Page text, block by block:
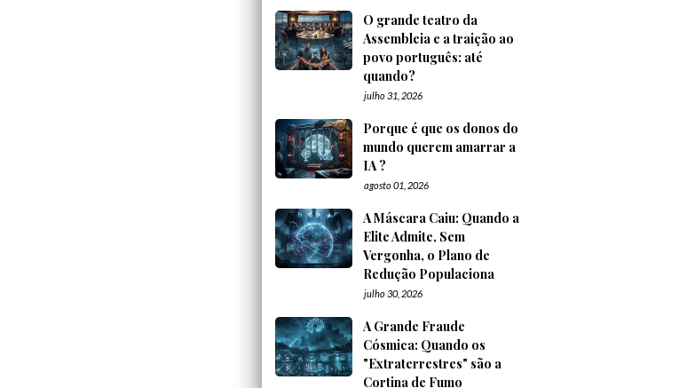
O grande teatro da
Assembleia e a traição ao
povo português: até
quando?
julho 31, 2026
Porque é que os donos do
mundo querem amarrar a
IA ?
agosto 01, 2026
A Máscara Caiu: Quando a
Elite Admite, Sem
Vergonha, o Plano de
Redução Populaciona
julho 30, 2026
A Grande Fraude
Cósmica: Quando os
"Extraterrestres" são a
Cortina de Fumo